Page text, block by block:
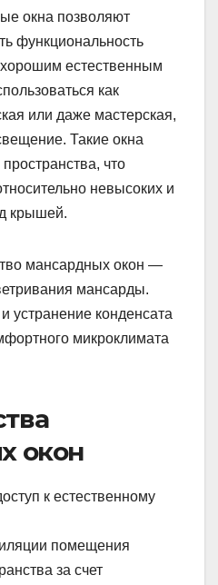
окна позволяют
функциональность
естественным
как
или даже мастерская,
Такие окна
что
невысоких и
крышей.
мансардных окон —
мансарды.
устранение конденсата
микроклимата
окон
к естественному
помещения
за счет